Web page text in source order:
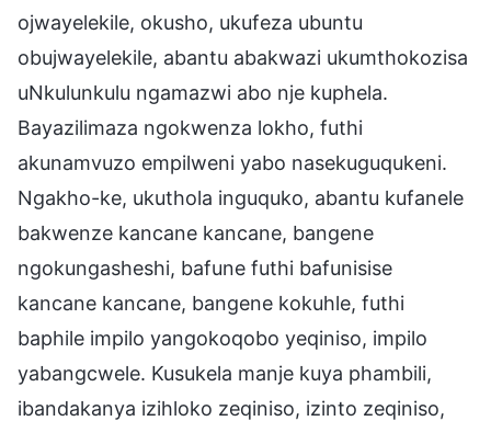
ojwayelekile, okusho, ukufeza ubuntu
obujwayelekile, abantu abakwazi ukumthokozisa
uNkulunkulu ngamazwi abo nje kuphela.
Bayazilimaza ngokwenza lokho, futhi
akunamvuzo empilweni yabo nasekuguqukeni.
Ngakho-ke, ukuthola inguquko, abantu kufanele
bakwenze kancane kancane, bangene
ngokungasheshi, bafune futhi bafunisise
kancane kancane, bangene kokuhle, futhi
baphile impilo yangokoqobo yeqiniso, impilo
yabangcwele. Kusukela manje kuya phambili,
ibandakanya izihloko zeqiniso, izinto zeqiniso,